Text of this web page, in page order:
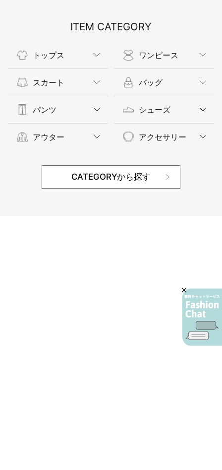
ITEM CATEGORY
トップス
スカート
パンツ
アウター
ワンピース
バッグ
シューズ
アクセサリー
CATEGORYから探す